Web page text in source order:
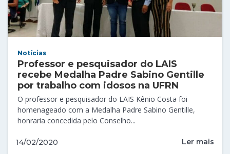
Notícias
Professor e pesquisador do LAIS
recebe Medalha Padre Sabino Gentille
por trabalho com idosos na UFRN
O professor e pesquisador do LAIS Kênio Costa foi
homenageado com a Medalha Padre Sabino Gentille,
honraria concedida pelo Conselho...
14/02/2020 Ler mais